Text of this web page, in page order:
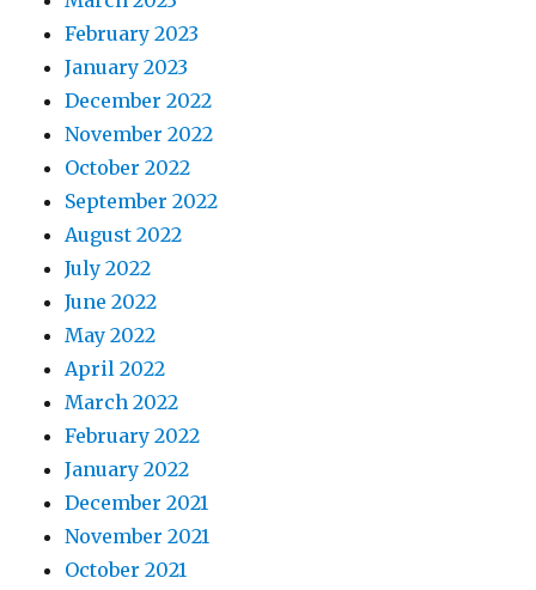
February 2023
January 2023
December 2022
November 2022
October 2022
September 2022
August 2022
July 2022
June 2022
May 2022
April 2022
March 2022
February 2022
January 2022
December 2021
November 2021
October 2021